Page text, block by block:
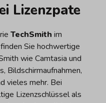
Lizenzpate
TechSmith im
Sie hochwertige
wie Camtasia und
Bildschirmaufnahmen,
vieles mehr. Bei
Lizenzschlüssel als